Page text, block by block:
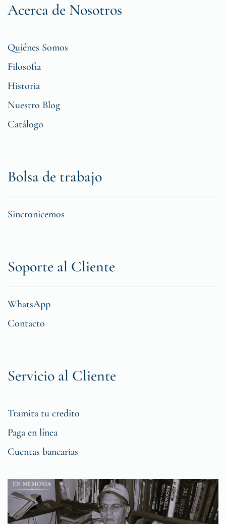
Acerca de Nosotros
Quiénes Somos
Filosofia
Historia
Nuestro Blog
Catálogo
Bolsa de trabajo
Sincronicemos
Soporte al Cliente
WhatsApp
Contacto
Servicio al Cliente
Tramita tu credito
Paga en línea
Cuentas bancarias